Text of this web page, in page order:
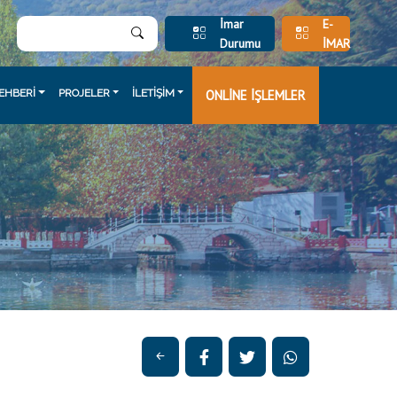
İmar
Durumu
E-
İMAR
PROJELER İLETİŞİM ONLİNE İŞLEMLER